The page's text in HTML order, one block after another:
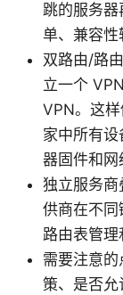
跳的服务器
单、兼容性
双路由/路
立一个
VPN。这
家中所有
器固件和网
独立服务
供商在不同
路由表管理
需要注意
策、是否